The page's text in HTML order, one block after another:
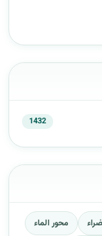
1432
محور الماء